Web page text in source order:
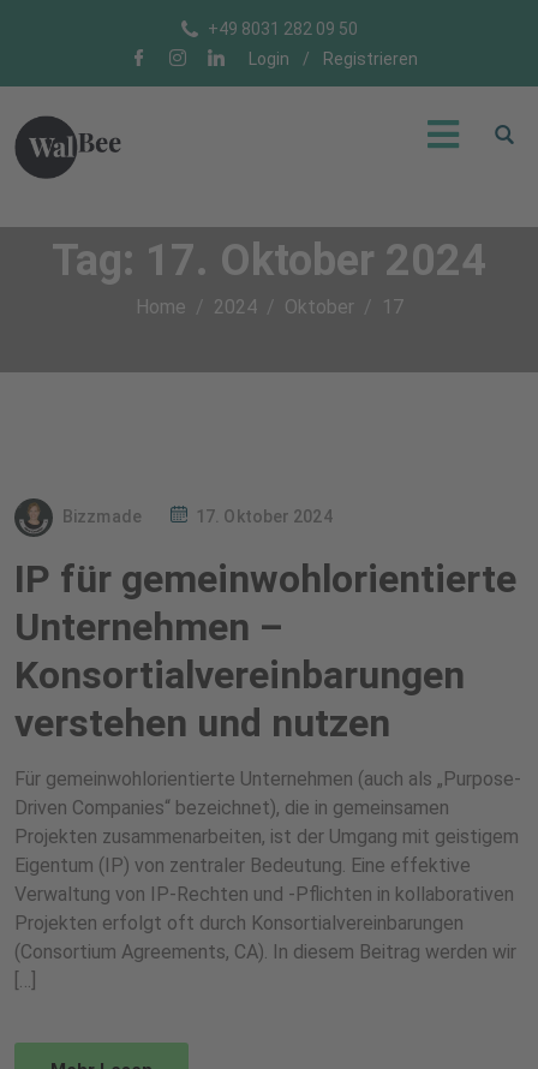
+49 8031 282 09 50
Login
/ Registrieren
Tag: 17. Oktober 2024
Home 2024 Oktober 17
Bizzmade 17. Oktober 2024
IP für gemeinwohlorientierte
Unternehmen –
Konsortialvereinbarungen
verstehen und nutzen
Für gemeinwohlorientierte Unternehmen (auch als „Purpose-
Driven Companies“ bezeichnet), die in gemeinsamen
Projekten zusammenarbeiten, ist der Umgang mit geistigem
Eigentum (IP) von zentraler Bedeutung. Eine effektive
Verwaltung von IP-Rechten und -Pflichten in kollaborativen
Projekten erfolgt oft durch Konsortialvereinbarungen
(Consortium Agreements, CA). In diesem Beitrag werden wir
[…]